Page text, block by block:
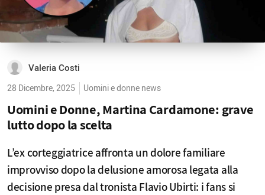
Valeria Costi
28 Dicembre, 2025 Uomini e donne news
Uomini e Donne, Martina Cardamone: grave
lutto dopo la scelta
L’ex corteggiatrice affronta un dolore familiare
improvviso dopo la delusione amorosa legata alla
decisione presa dal tronista Flavio Ubirti: i fans si